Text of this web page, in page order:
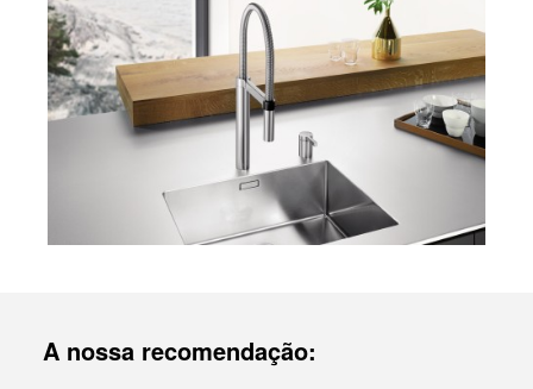
A nossa recomendação: